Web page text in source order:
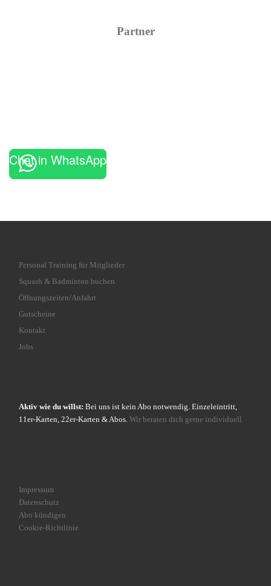
Partner
Chat in WhatsApp
Personal Training für Mitglieder
Squash & Badminton buchen
Öffnungszeiten/Anfahrt
Gutscheine
Kontakt
Jobs
Aktiv wie du willst: Bei uns ist kein Abo notwendig. Einzeleintritt,
11er-Karten, 22er-Karten & Abos. Wir beraten dich gerne individuell
Impressum
Datenschutz
Abo kündigen
Cookie-Richtlinie